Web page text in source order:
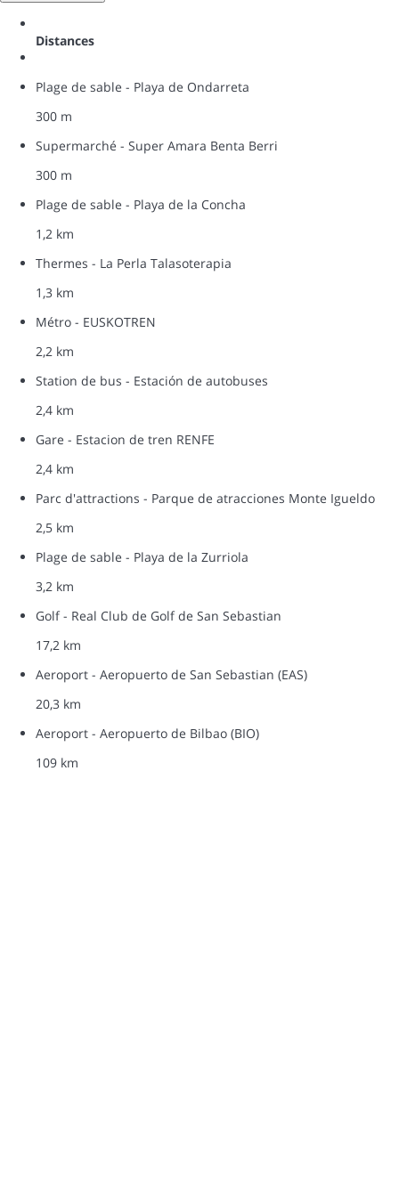
Distances
Plage de sable - Playa de Ondarreta
300 m
Supermarché - Super Amara Benta Berri
300 m
Plage de sable - Playa de la Concha
1,2 km
Thermes - La Perla Talasoterapia
1,3 km
Métro - EUSKOTREN
2,2 km
Station de bus - Estación de autobuses
2,4 km
Gare - Estacion de tren RENFE
2,4 km
Parc d'attractions - Parque de atracciones Monte Igueldo
2,5 km
Plage de sable - Playa de la Zurriola
3,2 km
Golf - Real Club de Golf de San Sebastian
17,2 km
Aeroport - Aeropuerto de San Sebastian (EAS)
20,3 km
Aeroport - Aeropuerto de Bilbao (BIO)
109 km